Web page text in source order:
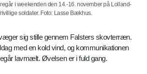
i weekenden den 14.-16. november på Lolland-
soldater. Foto: Lasse Bækhus.
sig stille gennem Falsters skovterræn.
med en kold vind, og kommunikationen
lavmælt. Øvelsen er i fuld gang.